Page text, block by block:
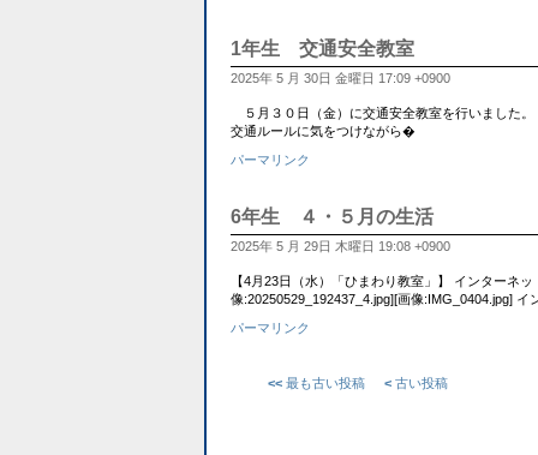
1年生 交通安全教室
2025年 5 月 30日 金曜日 17:09 +0900
５月３０日（金）に交通安全教室を行いました
交通ルールに気をつけながら�
パーマリンク
6年生 ４・５月の生活
2025年 5 月 29日 木曜日 19:08 +0900
【4月23日（水）「ひまわり教室」】 インターネ
像:20250529_192437_4.jpg][画像:IMG_0404.jpg]
パーマリンク
<< 最も古い投稿 < 古い投稿